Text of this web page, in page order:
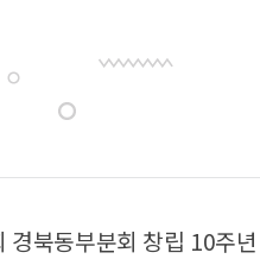
경북동부분회 창립 10주